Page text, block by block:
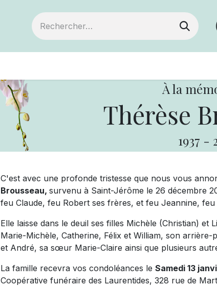
À la
Thérèse
1937 -
C'est avec une profonde tristesse que nous vous
Brousseau, survenu à Saint-Jérôme le 26 décembre
feu Claude, feu Robert ses frères, et feu Jeannine,
Elle laisse dans le deuil ses filles Michèle (Christian) et
Marie-Michèle, Catherine, Félix et William, son
et André, sa sœur Marie-Claire ainsi que plusieurs
La famille recevra vos condoléances le Samedi 13
Coopérative funéraire des Laurentides, 328 rue de